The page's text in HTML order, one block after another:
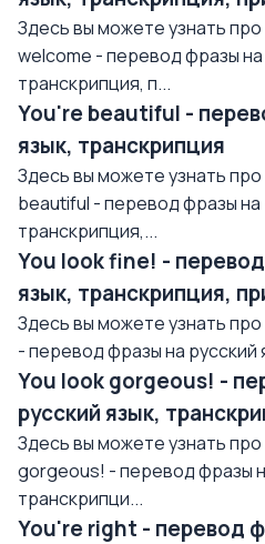
Здесь вы можете узнать
welcome - перевод фразы на
транскрипция, п...
You're beautiful -
язык, транскрипция
Здесь вы можете узнать
beautiful - перевод фразы на
транскрипция,...
You look fine! -
язык, транскрипция,
Здесь вы можете узнать
- перевод фразы на русский
You look gorgeous! -
русский язык,
Здесь вы можете узнать
gorgeous! - перевод фразы
транскрипци...
You're right - перевод